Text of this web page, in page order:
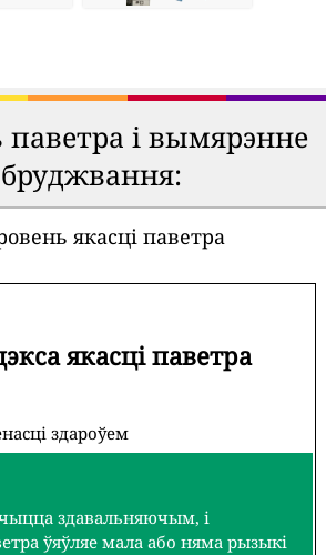
паветра і вымярэнне
якасці паветра
якасці паветра
здароўем
здавальняючым, і
ўяўляе мала або няма рызыкі